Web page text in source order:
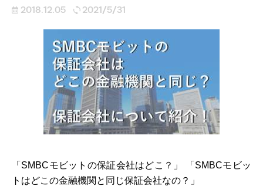
2018.12.05 2021/5/31
「SMBCモビットの保証会社はどこ？」 「SMBCモビッ
トはどこの金融機関と同じ保証会社なの？」